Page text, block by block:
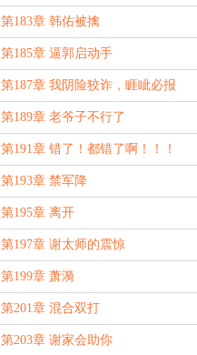
第183章 韩佑被擒
第185章 逼郭启动手
第187章 我阴险狡诈，睚眦必报
第189章 老爷子不行了
第191章 错了！都错了啊！！！
第193章 禁军降
第195章 离开
第197章 谢太师的震惊
第199章 萧漪
第201章 混合双打
第203章 谢家会助你